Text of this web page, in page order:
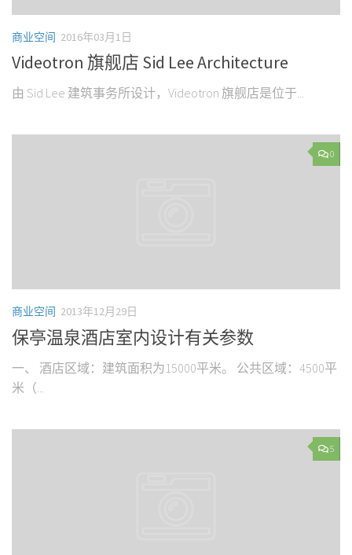
商业空间 2016年03月1日
Videotron 旗舰店 Sid Lee Architecture
由 Sid Lee 建筑事务所设计，Videotron 旗舰店是位于...
0
商业空间 2013年12月29日
保亭温泉酒店室内设计有关参数
一、 酒店区域：建筑面积为15000平米。 公共区域：4500平
米（...
5